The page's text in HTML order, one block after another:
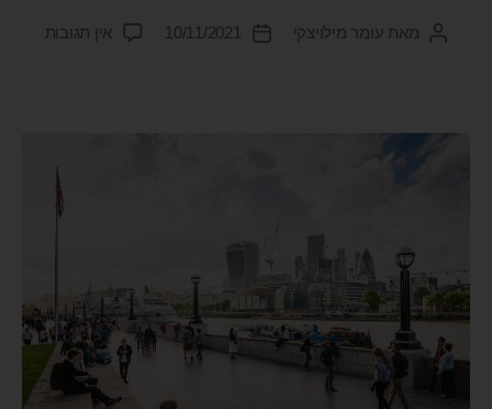
מאת עומר מילויצקי 10/11/2021 אין תגובות